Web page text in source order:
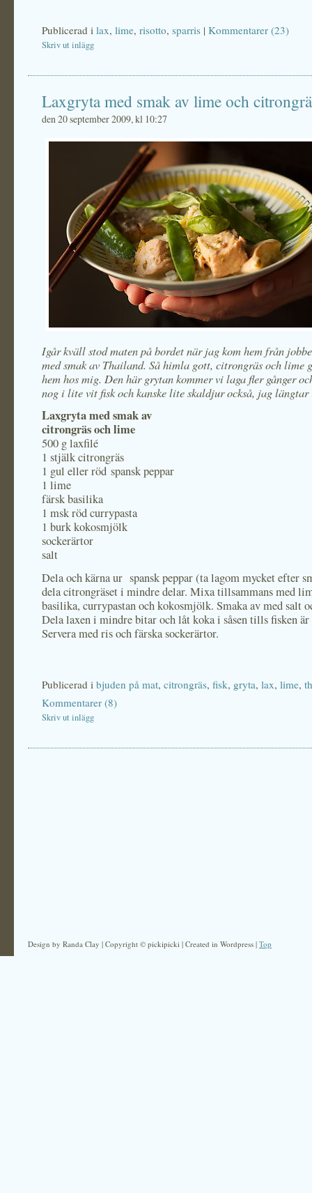
Publicerad i lax, lime, risotto, sparris | Kommentarer (23)
Skriv ut inlägg
Laxgryta med smak av lime och
den 20 september 2009, kl 10:27
Igår kväll stod maten på bordet när jag kom hem från
med smak av Thailand. Så himla gott, citrongräs och lime
hem hos mig. Den här grytan kommer vi laga fler gånger
nog i lite vit fisk och kanske lite skaldjur också, jag längtar
Laxgryta med smak av
citrongräs och lime
500 g laxfilé
1 stjälk citrongräs
1 gul eller röd spansk peppar
1 lime
färsk basilika
1 msk röd currypasta
1 burk kokosmjölk
sockerärtor
salt
Dela och kärna ur spansk peppar (ta lagom mycket efter
dela citrongräset i mindre delar. Mixa tillsammans med
basilika, currypastan och kokosmjölk. Smaka av med salt
Dela laxen i mindre bitar och låt koka i såsen tills fisken
Servera med ris och färska sockerärtor.
Publicerad i bjuden på mat, citrongräs, fisk, gryta, lax, lime,
Kommentarer (8)
Skriv ut inlägg
Design by Randa Clay | Copyright © pickipicki | Created in Wordpress | Top